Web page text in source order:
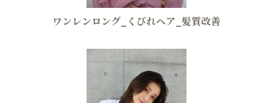
ワンレンロング_くびれヘア_髪質改善